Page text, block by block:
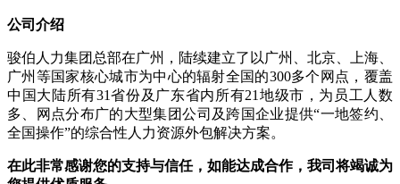
公司介绍
骏伯人力集团总部在广州，陆续建立了以广州、北京、上海、
广州等国家核心城市为中心的辐射全国的300多个网点，覆盖
中国大陆所有31省份及广东省内所有21地级市，为员工人数
多、网点分布广的大型集团公司及跨国企业提供“一地签约、
全国操作”的综合性人力资源外包解决方案。
在此非常感谢您的支持与信任，如能达成合作，我司将竭诚为